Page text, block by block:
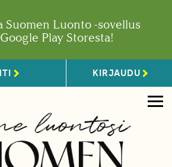
Suomen Luonto -sovellus
Google Play Storesta!
KIRJAUDU